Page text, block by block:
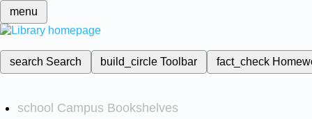
menu
search Search build_circleToolbar fact_check
school Campus Bookshelves